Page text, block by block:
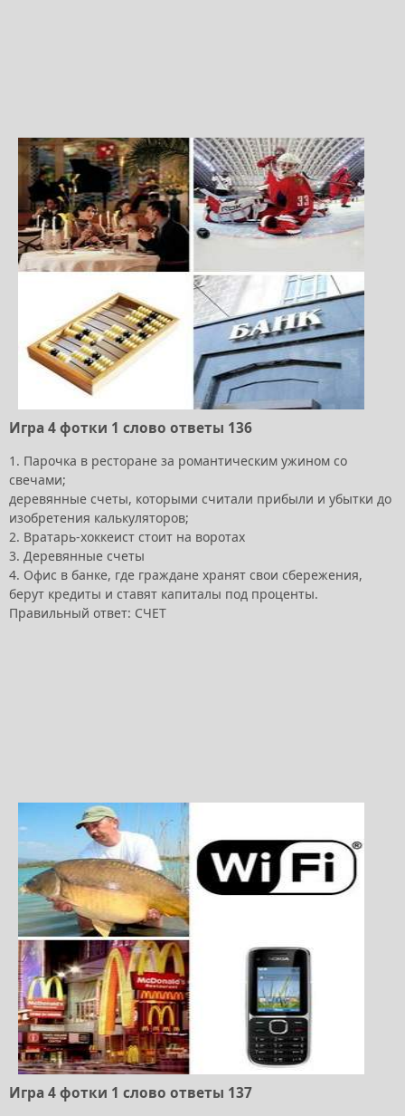
Игра 4 фотки 1 слово ответы 136
1. Парочка в ресторане за романтическим ужином со
свечами;
деревянные счеты, которыми считали прибыли и убытки до
изобретения калькуляторов;
2. Вратарь-хоккеист стоит на воротах
3. Деревянные счеты
4. Офис в банке, где граждане хранят свои сбережения,
берут кредиты и ставят капиталы под проценты.
Правильный ответ: СЧЕТ
Игра 4 фотки 1 слово ответы 137